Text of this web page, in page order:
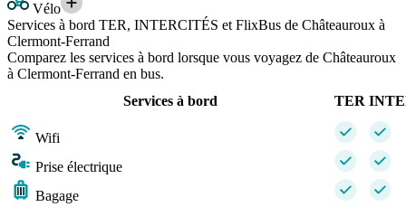
Vélo
Services à bord TER, INTERCITÉS et FlixBus de Châteauroux à
Clermont-Ferrand
Comparez les services à bord lorsque vous voyagez de Châteauroux
à Clermont-Ferrand en bus.
Services à bord
TER
Wifi
Prise électrique
Bagage